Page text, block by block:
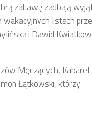
zabawę zadbają
listach
i Dawid
Męczących, Kabaret
Łątkowski, którzy